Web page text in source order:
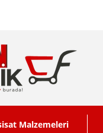
Malzemeleri